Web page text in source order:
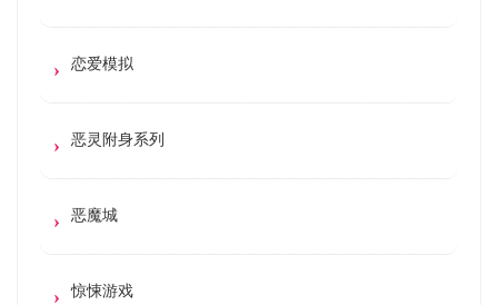
恋爱模拟
恶灵附身系列
恶魔城
惊悚游戏